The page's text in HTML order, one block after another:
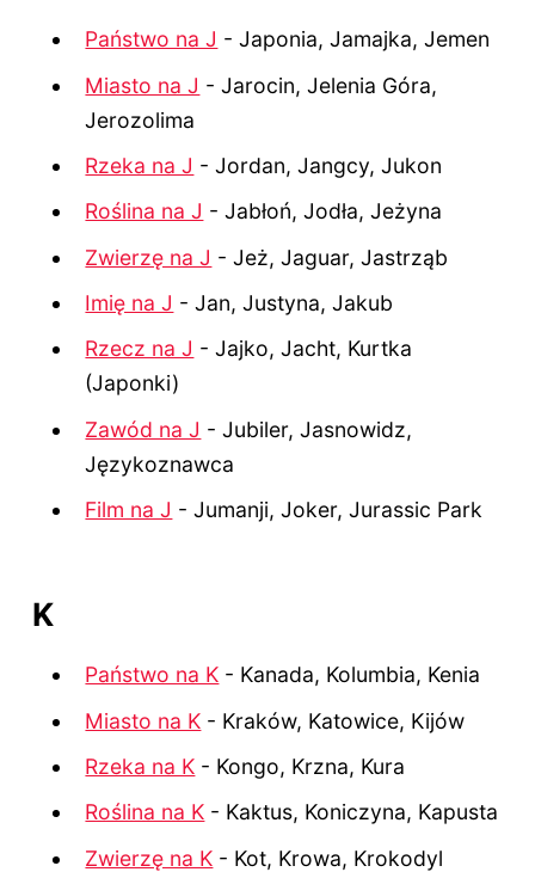
Państwo na J - Japonia, Jamajka, Jemen
Miasto na J - Jarocin, Jelenia Góra,
Jerozolima
Rzeka na J - Jordan, Jangcy, Jukon
Roślina na J - Jabłoń, Jodła, Jeżyna
Zwierzę na J - Jeż, Jaguar, Jastrząb
Imię na J - Jan, Justyna, Jakub
Rzecz na J - Jajko, Jacht, Kurtka
(Japonki)
Zawód na J - Jubiler, Jasnowidz,
Językoznawca
Film na J - Jumanji, Joker, Jurassic Park
K
Państwo na K - Kanada, Kolumbia, Kenia
Miasto na K - Kraków, Katowice, Kijów
Rzeka na K - Kongo, Krzna, Kura
Roślina na K - Kaktus, Koniczyna, Kapusta
Zwierzę na K - Kot, Krowa, Krokodyl